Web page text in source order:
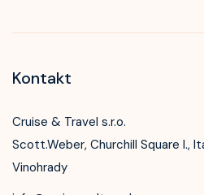
Kontakt
Cruise & Travel s.r.o.
Scott.Weber, Churchill Square I.,
Vinohrady